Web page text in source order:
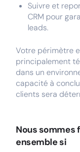
Suivre et
CRM pour
leads.
Votre périmètre
principalement
dans un
capacité à
clients sera
Nous sommes
ensemble si